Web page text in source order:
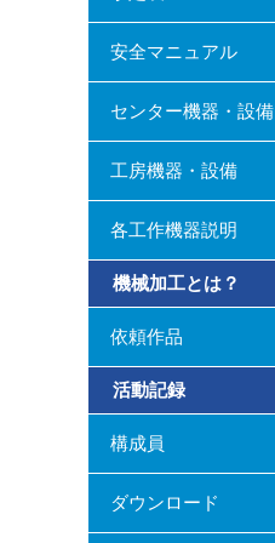
安全マニュアル
センター機器・設備
工房機器・設備
各工作機器説明
機械加工とは？
依頼作品
活動記録
構成員
ダウンロード